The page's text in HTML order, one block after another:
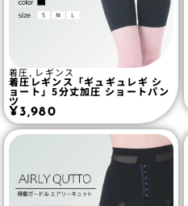
着圧, レギンス
着圧レギンス「ギュギュレギ シ
ョート」5分丈加圧 ショートパン
ツ
¥3,980